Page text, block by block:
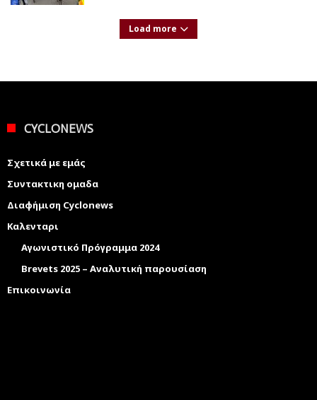
Load more
CYCLONEWS
Σχετικά με εμάς
Συντακτικη ομαδα
Διαφήμιση Cyclonews
Καλενταρι
Αγωνιστικό Πρόγραμμα 2024
Brevets 2025 – Αναλυτική παρουσίαση
Επικοινωνία